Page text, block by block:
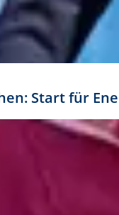
Start für